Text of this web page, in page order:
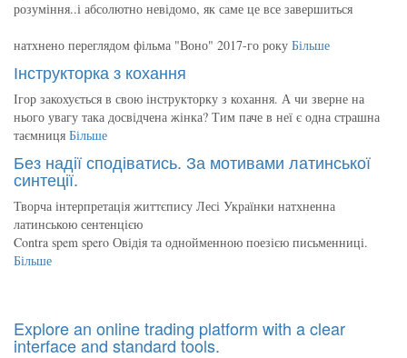
розуміння..і абсолютно невідомо, як саме це все завершиться
натхнено переглядом фільма "Воно" 2017-го року Більше
Інструкторка з кохання
Ігор закохується в свою інструкторку з кохання. А чи зверне на
нього увагу така досвідчена жінка? Тим паче в неї є одна страшна
таємниця Більше
Без надії сподіватись. За мотивами латинської
синтеції.
Творча інтерпретація життєпису Лесі Українки натхненна
латинською сентенцією
Contra spem spero Овідія та однойменною поезією письменниці.
Більше
Explore an online trading platform with a clear
interface and standard tools.